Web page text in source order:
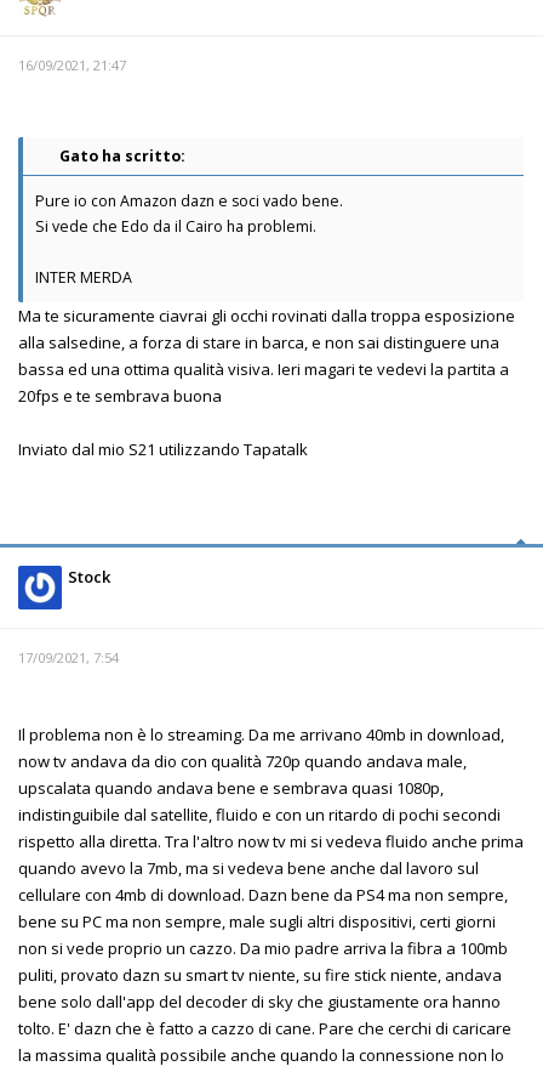
16/09/2021, 21:47
Gato ha scritto:
Pure io con Amazon dazn e soci vado bene.
Si vede che Edo da il Cairo ha problemi.
INTER MERDA
Ma te sicuramente ciavrai gli occhi rovinati dalla troppa esposizione
alla salsedine, a forza di stare in barca, e non sai distinguere una
bassa ed una ottima qualità visiva. Ieri magari te vedevi la partita a
20fps e te sembrava buona
Inviato dal mio S21 utilizzando Tapatalk
Stock
17/09/2021, 7:54
Il problema non è lo streaming. Da me arrivano 40mb in download,
now tv andava da dio con qualità 720p quando andava male,
upscalata quando andava bene e sembrava quasi 1080p,
indistinguibile dal satellite, fluido e con un ritardo di pochi secondi
rispetto alla diretta. Tra l'altro now tv mi si vedeva fluido anche prima
quando avevo la 7mb, ma si vedeva bene anche dal lavoro sul
cellulare con 4mb di download. Dazn bene da PS4 ma non sempre,
bene su PC ma non sempre, male sugli altri dispositivi, certi giorni
non si vede proprio un cazzo. Da mio padre arriva la fibra a 100mb
puliti, provato dazn su smart tv niente, su fire stick niente, andava
bene solo dall'app del decoder di sky che giustamente ora hanno
tolto. E' dazn che è fatto a cazzo di cane. Pare che cerchi di caricare
la massima qualità possibile anche quando la connessione non lo